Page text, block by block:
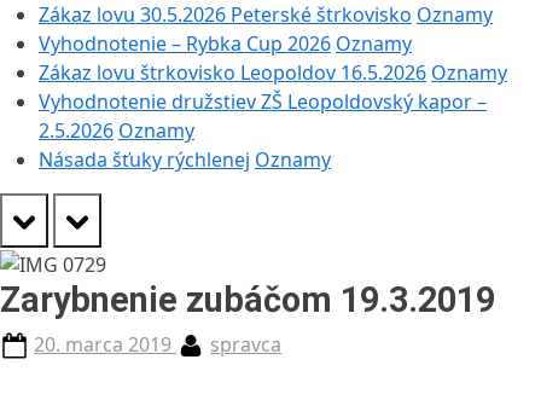
Zákaz lovu 30.5.2026 Peterské štrkovisko Oznamy
Vyhodnotenie – Rybka Cup 2026 Oznamy
Zákaz lovu štrkovisko Leopoldov 16.5.2026 Oznamy
Vyhodnotenie družstiev ZŠ Leopoldovský kapor –
2.5.2026 Oznamy
Násada šťuky rýchlenej Oznamy
prev next
Zarybnenie zubáčom 19.3.2019
Posted
20. marca 2019 By
spravca